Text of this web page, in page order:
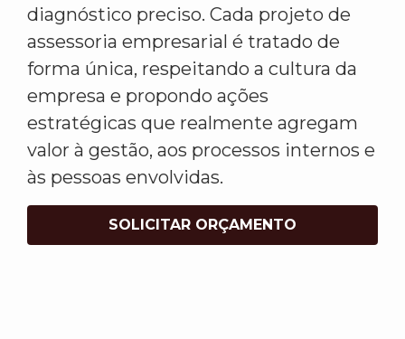
diagnóstico preciso. Cada projeto de
assessoria empresarial é tratado de
forma única, respeitando a cultura da
empresa e propondo ações
estratégicas que realmente agregam
valor à gestão, aos processos internos e
às pessoas envolvidas.
SOLICITAR ORÇAMENTO